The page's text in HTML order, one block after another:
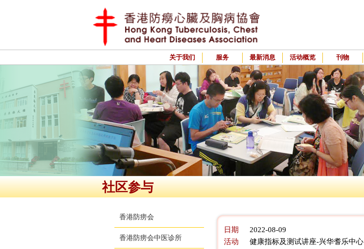
关于我们 服务 最新消息 活动概览 刊物
社区参与
香港防痨会
香港防痨会中医诊所
日期
2022-08-09
活动
健康指标及测试讲座-兴华耆乐中心